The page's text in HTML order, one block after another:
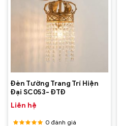
Đèn Tường Trang Trí Hiện
Đại SC053- ĐTĐ
Liên hệ
0 đánh giá